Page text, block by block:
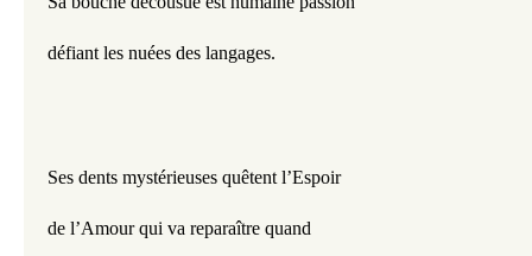
défiant les nuées des langages.
Ses dents mystérieuses quêtent l’Espoir
de l’Amour qui va reparaître quand